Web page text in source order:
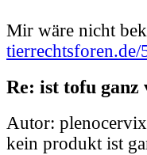
Mir wäre nicht
Re: ist tofu ganz
Autor:
kein produkt ist